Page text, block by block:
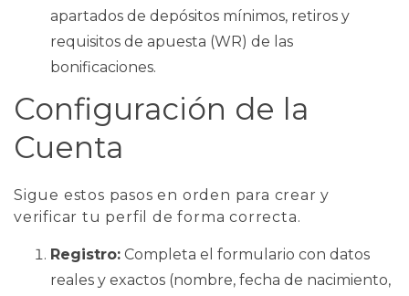
apartados de depósitos mínimos, retiros y
requisitos de apuesta (WR) de las
bonificaciones.
Configuración de la
Cuenta
Sigue estos pasos en orden para crear y
verificar tu perfil de forma correcta.
Registro: Completa el formulario con datos
reales y exactos (nombre, fecha de nacimiento,